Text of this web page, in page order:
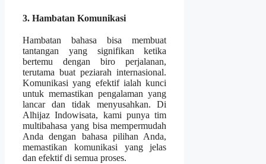
3. Hambatan Komunikasi
Hambatan bahasa bisa membuat
tantangan yang signifikan ketika
bertemu dengan biro perjalanan,
terutama buat peziarah internasional.
Komunikasi yang efektif ialah kunci
untuk memastikan pengalaman yang
lancar dan tidak menyusahkan. Di
Alhijaz Indowisata, kami punya tim
multibahasa yang bisa mempermudah
Anda dengan bahasa pilihan Anda,
memastikan komunikasi yang jelas
dan efektif di semua proses.